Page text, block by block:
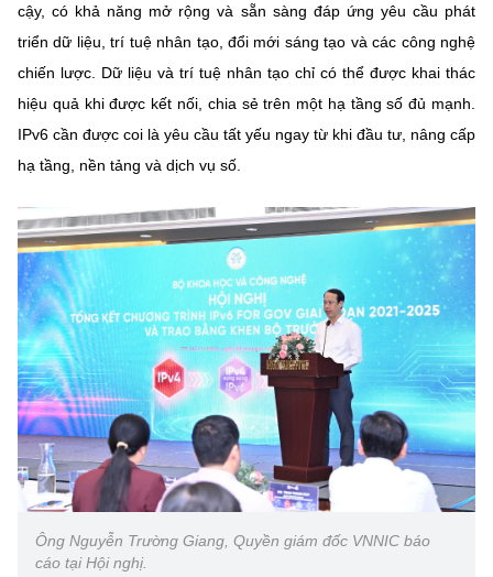
cậy, có khả năng mở rộng và sẵn sàng đáp ứng yêu cầu phát
triển dữ liệu, trí tuệ nhân tạo, đổi mới sáng tạo và các công nghệ
chiến lược. Dữ liệu và trí tuệ nhân tạo chỉ có thể được khai thác
hiệu quả khi được kết nối, chia sẻ trên một hạ tầng số đủ mạnh.
IPv6 cần được coi là yêu cầu tất yếu ngay từ khi đầu tư, nâng cấp
hạ tầng, nền tảng và dịch vụ số.
Ông Nguyễn Trường Giang, Quyền giám đốc VNNIC báo
cáo tại Hội nghị.